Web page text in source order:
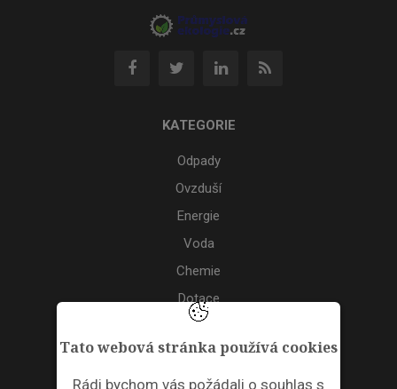
Tato webová stránka používá cookies
Rádi bychom vás požádali o souhlas s
KATEGORIE
Odpady
Ovzduší
Energie
Voda
Chemie
Dotace
Akce